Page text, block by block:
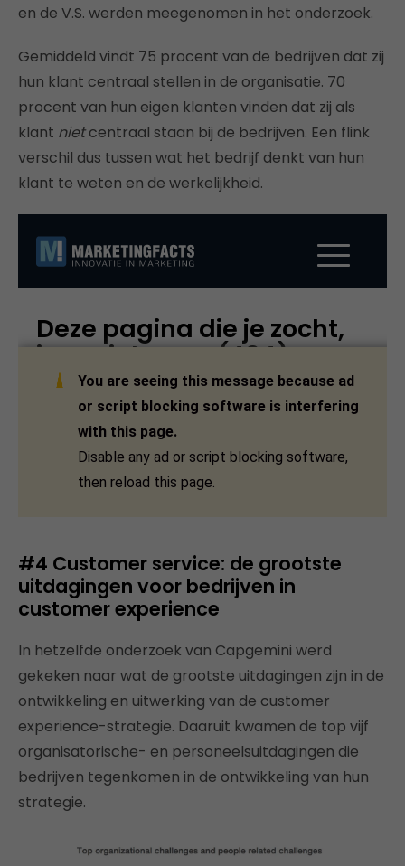
en de V.S. werden meegenomen in het onderzoek.
Gemiddeld vindt 75 procent van de bedrijven dat zij
hun klant centraal stellen in de organisatie. 70
procent van hun eigen klanten vinden dat zij als
klant niet centraal staan bij de bedrijven. Een flink
verschil dus tussen wat het bedrijf denkt van hun
klant te weten en de werkelijkheid.
#4 Customer service: de grootste
uitdagingen voor bedrijven in
customer experience
In hetzelfde onderzoek van Capgemini werd
gekeken naar wat de grootste uitdagingen zijn in de
ontwikkeling en uitwerking van de customer
experience-strategie. Daaruit kwamen de top vijf
organisatorische- en personeelsuitdagingen die
bedrijven tegenkomen in de ontwikkeling van hun
strategie.